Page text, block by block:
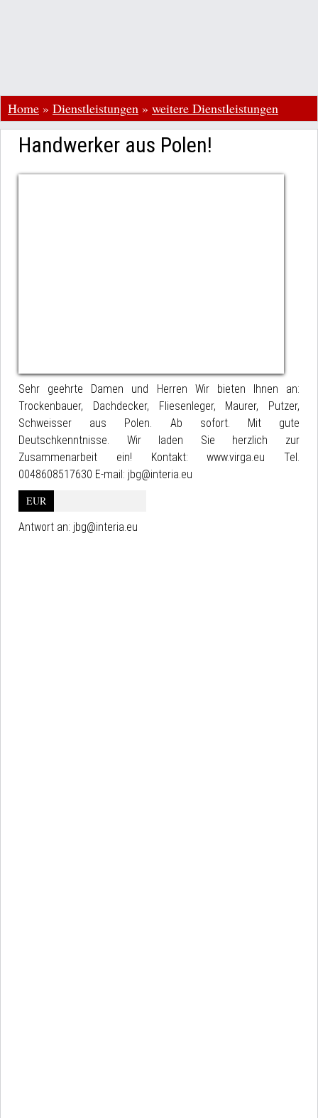
Home » Dienstleistungen » weitere Dienstleistungen
Handwerker aus Polen!
Sehr geehrte Damen und Herren Wir bieten Ihnen an:
Trockenbauer, Dachdecker, Fliesenleger, Maurer, Putzer,
Schweisser aus Polen. Ab sofort. Mit gute
Deutschkenntnisse. Wir laden Sie herzlich zur
Zusammenarbeit ein! Kontakt: www.virga.eu Tel.
0048608517630 E-mail: jbg@interia.eu
EUR
Antwort an: jbg@interia.eu